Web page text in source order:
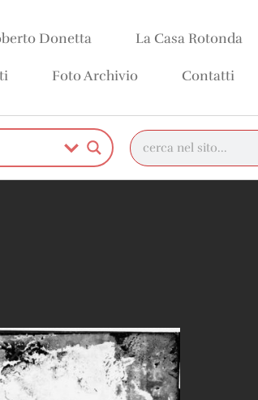
Donetta La Casa Rotonda
Foto Archivio Contatti